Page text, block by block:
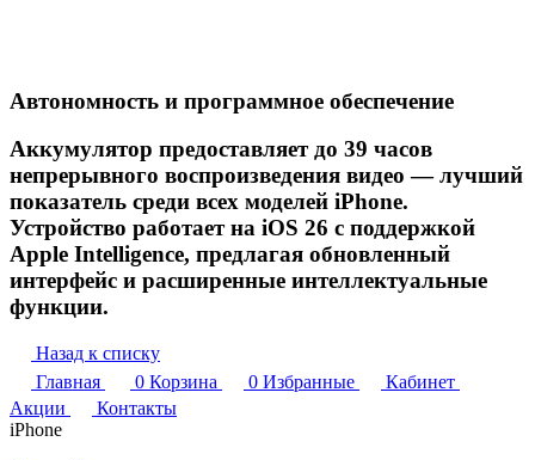
Автономность и программное обеспечение
Аккумулятор предоставляет до 39 часов
непрерывного воспроизведения видео — лучший
показатель среди всех моделей iPhone.
Устройство работает на iOS 26 с поддержкой
Apple Intelligence, предлагая обновленный
интерфейс и расширенные интеллектуальные
функции.
Назад к списку
Главная
0 Корзина 0 Избранные
Кабинет
Акции
Контакты
iPhone